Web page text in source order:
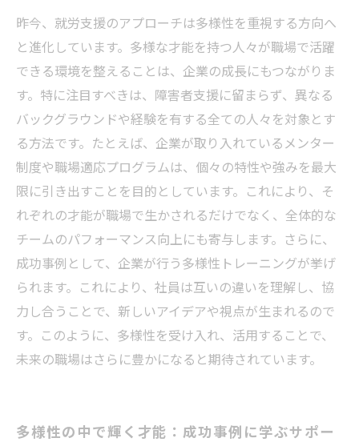
未来の就労支援が目指すべき方向性とは？
多様な才能が生きる職場へ：誰もが輝く未来の
実現に向けて
昨今、就労支援のアプローチは多様性を重視する方向へ
と進化しています。多様な才能を持つ人々が職場で活躍
できる環境を整えることは、企業の成長にもつながりま
す。特に注目すべきは、障害者支援に留まらず、異なる
バックグラウンドや経験を有する全ての人々を対象とす
る方法です。たとえば、企業が取り入れているメンター
制度や職場適応プログラムは、個々の特性や強みを最大
限に引き出すことを目的としています。これにより、そ
れぞれの才能が職場で生かされるだけでなく、全体的な
チームのパフォーマンス向上にも寄与します。さらに、
成功事例として、企業が行う多様性トレーニングが挙げ
られます。これにより、社員は互いの違いを理解し、協
力し合うことで、新しいアイデアや視点が生まれるので
す。このように、多様性を受け入れ、活用することで、
未来の職場はさらに豊かになると期待されています。
多様性の中で輝く才能：成功事例に学ぶサポー